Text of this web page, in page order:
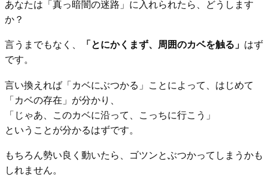
あなたは「真っ暗闇の迷路」に入れられたら、どうします
か？
言うまでもなく、 「とにかくまず、周囲のカベを触る」 はず
です。
言い換えれば「カベにぶつかる」ことによって、はじめて
「カベの存在」が分かり、
「じゃあ、このカベに沿って、こっちに行こう」
ということが分かるはずです。
もちろん勢い良く動いたら、ゴツンとぶつかってしまうかも
しれません。